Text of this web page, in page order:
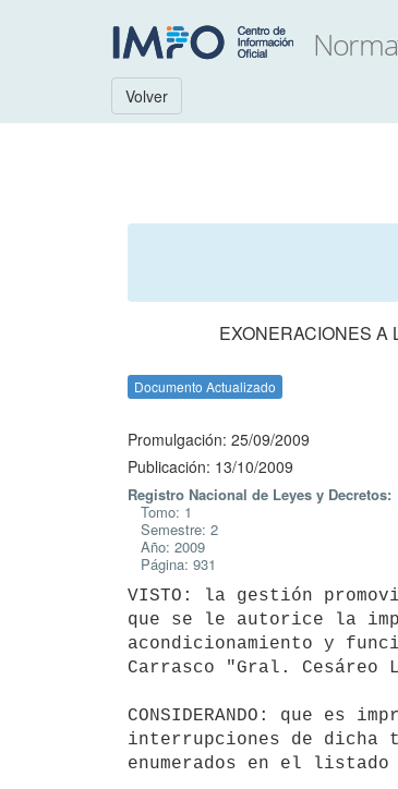
Volver
EXONERACIONES A
Documento Actualizado
Promulgación: 25/09/2009
Publicación: 13/10/2009
Registro Nacional de Leyes y Decretos:
Tomo: 1
Semestre: 2
Año: 2009
Página: 931
VISTO: la gestión
que se le autorice la
acondicionamiento y
Carrasco "Gral. Cesáreo
CONSIDERANDO: que
interrupciones de dicha
enumerados en el listado